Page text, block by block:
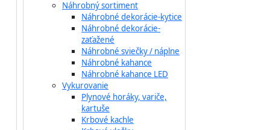
Náhrobný sortiment
Náhrobné dekorácie-kytice
Náhrobné dekorácie-
zaťažené
Náhrobné sviečky / náplne
Náhrobné kahance
Náhrobné kahance LED
Vykurovanie
Plynové horáky, variče,
kartuše
Krbové kachle